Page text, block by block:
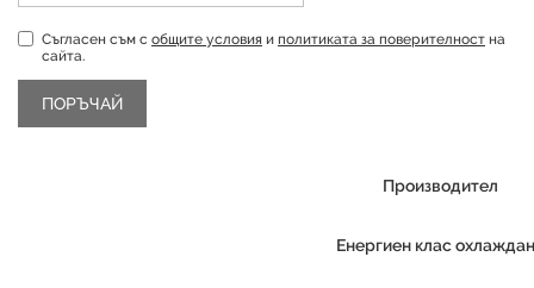
Съгласен съм с общите условия и политиката за поверителност на
сайта.
Производител
Енергиен клас